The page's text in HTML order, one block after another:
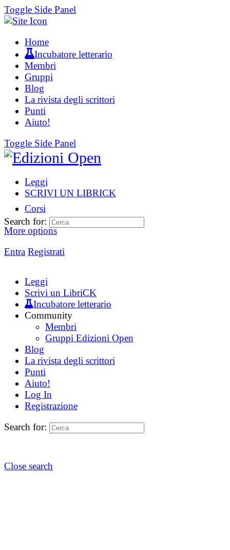
Toggle Side Panel
Home
Incubatore letterario
Membri
Gruppi
Blog
La rivista degli scrittori
Punti
Aiuto!
Toggle Side Panel
Leggi
SCRIVI UN LIBRICK
Corsi
More options
Entra Registrati
Search for:
Leggi
Scrivi un LibriCK
Incubatore letterario
Community
Membri
Gruppi Edizioni Open
Blog
La rivista degli scrittori
Punti
Aiuto!
Log In
Registrazione
Search for:
Close search